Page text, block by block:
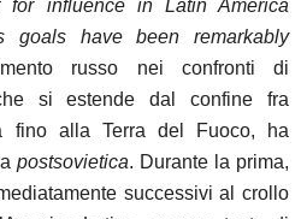
for influence in Latin America
goals have been remarkably
russo nei confronti di
si estende dal confine fra
fino alla Terra del Fuoco, ha
postsovietica. Durante la prima,
successivi al crollo